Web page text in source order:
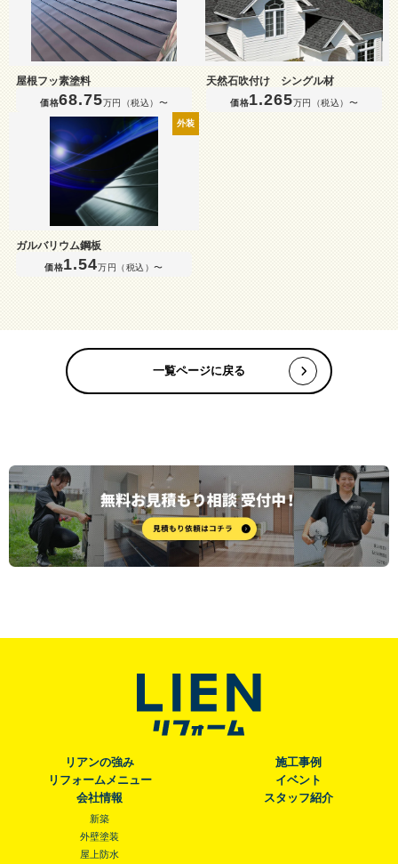
屋根フッ素塗料
価格68.75万円（税込）〜
天然石吹付け シングル材
価格1.265万円（税込）〜
外装
ガルバリウム鋼板
価格1.54万円（税込）〜
一覧ページに戻る
リアンの強み
施工事例
リフォームメニュー
イベント
会社情報
新築
外壁塗装
屋上防水
スタッフ紹介